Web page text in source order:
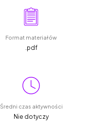
Format materiałów
.pdf
Średni czas aktywności
Nie dotyczy